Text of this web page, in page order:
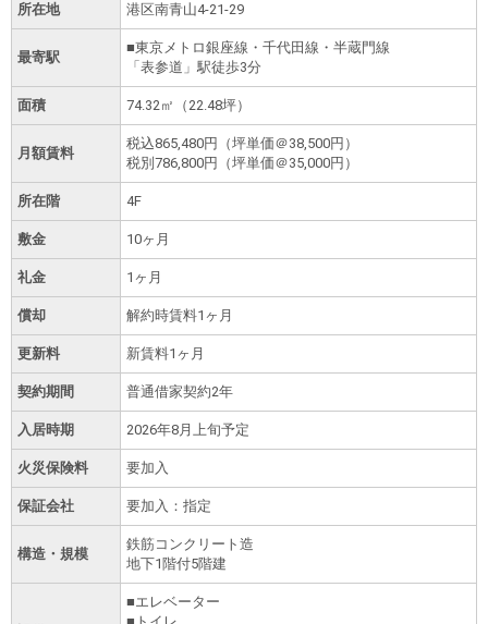
所在地 港区南青山4-21-29
最寄駅
■東京メトロ銀座線・千代田線・半蔵門線
「表参道」駅徒歩3分
面積 74.32㎡（22.48坪）
月額賃料
税込865,480円
（坪単価＠38,500円）
税別 786,800円 （坪単価＠35,000円）
所在階 4F
敷金 10ヶ月
礼金 1ヶ月
償却 解約時賃料1ヶ月
更新料 新賃料1ヶ月
契約期間 普通借家契約2年
入居時期 2026年8月上旬予定
火災保険料 要加入
保証会社 要加入：指定
構造・規模
鉄筋コンクリート造
地下1階付5階建
■エレベーター